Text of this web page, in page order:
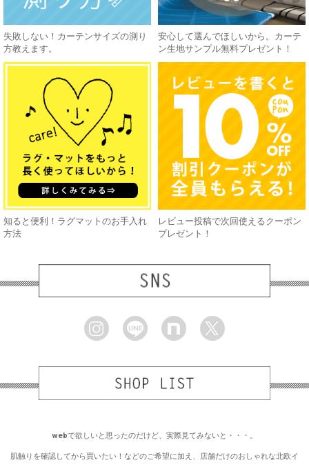
失敗しない！カーテンサイズの測り
方教えます。
安心して選んでほしいから。カーテ
ン生地サンプル無料プレゼント！
知ると便利！ラグマットのお手入れ
方法
レビュー投稿で次回使えるクーポン
プレゼント！
webで欲しいと思ったのだけど、実際見てみないと・・・。
肌触りを確認してから買いたい！などのご希望に加え、店舗だけのおしゃれな北欧イ